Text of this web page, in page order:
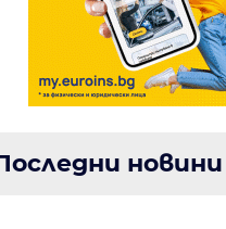
новини